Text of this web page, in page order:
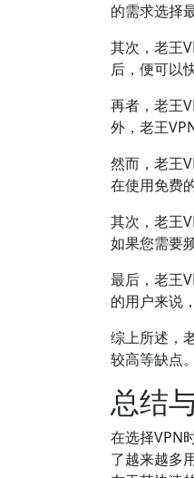
的需求选择
其次，老王
后，便可以
再者，老王
外，老王
然而，老王
在使用免费
其次，老王
如果您需要
最后，老王
的用户来说
综上所述，
较高等缺点
总结
在选择VPN
了越来越多